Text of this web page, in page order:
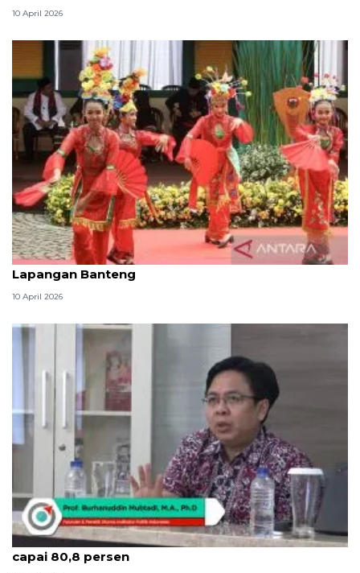
10 April 2026
Ada Lebaran Betawi, ini sirkulasi rute lalin sekitar
Lapangan Banteng
10 April 2026
Indikator: Kepuasan publik mudik Lebaran 2026
capai 80,8 persen